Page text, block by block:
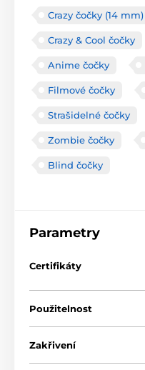
Crazy čočky (14 mm)
Crazy & Cool čočky
Anime čočky
Filmové čočky
Strašidelné čočky
Zombie čočky
Blind čočky
Parametry
Certifikáty
Použitelnost
Zakřivení